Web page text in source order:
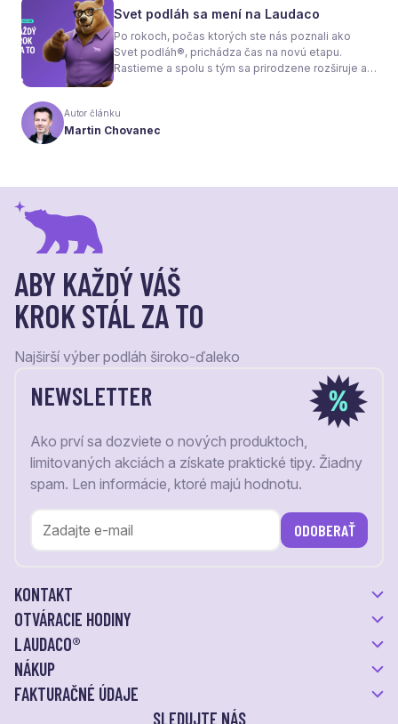
nielen na pocit tepla v miestnosti, ale aj na
spotrebu energie a celkové fungovanie kúrenia.
Svet podláh sa mení na Laudaco
Po rokoch, počas ktorých ste nás poznali ako
Svet podláh®, prichádza čas na novú etapu.
Rastieme a spolu s tým sa prirodzene rozširuje aj
vizuálnou identitou. Naším cieľom je, aby každý
váš krok stál za to.
Autor článku
Martin Chovanec
ABY KAŽDÝ VÁŠ
KROK STÁL ZA TO
Najširší výber podláh široko-ďaleko
NEWSLETTER
Ako prví sa dozviete o nových produktoch,
limitovaných akciách a získate praktické tipy. Žiadny
spam. Len informácie, ktoré majú hodnotu.
ODOBERAŤ
KONTAKT
OTVÁRACIE HODINY
LAUDACO®
NÁKUP
FAKTURAČNÉ ÚDAJE
SLEDUJTE NÁS